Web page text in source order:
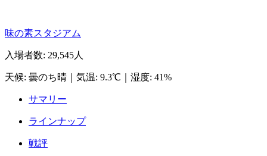
味の素スタジアム
入場者数: 29,545人
天候: 曇のち晴 気温: 9.3℃ 湿度: 41%
サマリー
ラインナップ
戦評